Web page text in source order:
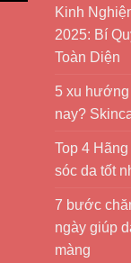
Kinh
2025: Bí
Toàn Diện
5 xu hướng
nay?
Top 4
sóc da tốt
7 bước
ngày giúp
màng